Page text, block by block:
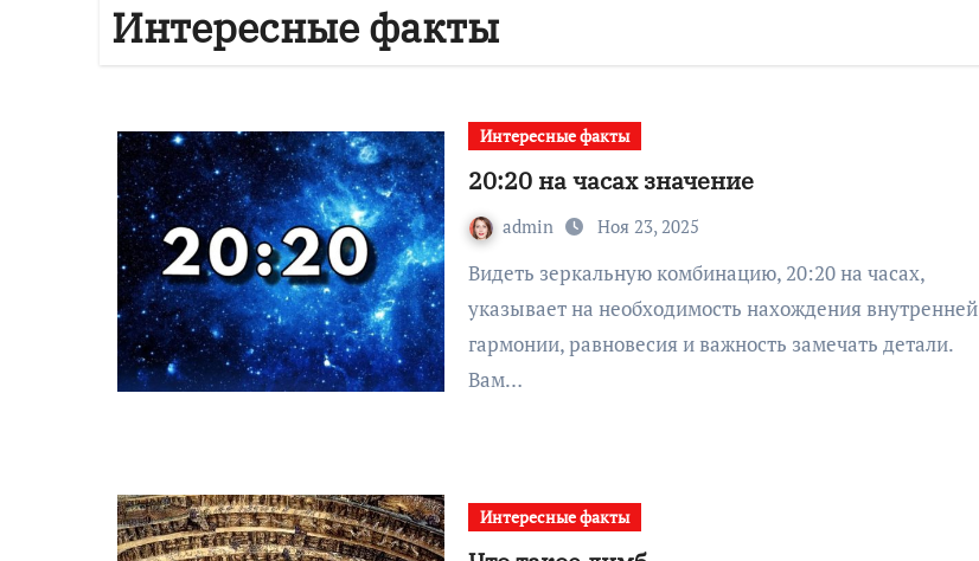
Интересные факты
Интересные факты
20:20 на часах значение
admin Ноя 23, 2025
Видеть зеркальную комбинацию, 20:20 на часах,
указывает на необходимость нахождения внутренней
гармонии, равновесия и важность замечать детали.
Вам…
Интересные факты